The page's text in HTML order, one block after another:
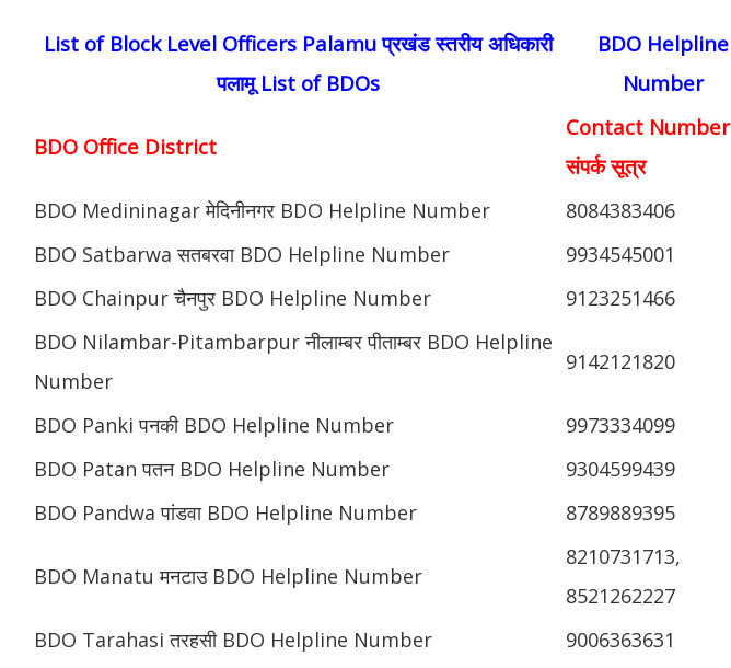
List of Block Level Officers Palamu प्रखंड स्तरीय अधिकारी
पलामू List of BDOs
BDO Helpline
Number
BDO Office District
Contact Number
संपर्क सूत्र
BDO Medininagar मेदिनीनगर BDO Helpline Number
8084383406
BDO Satbarwa सतबरवा BDO Helpline Number
9934545001
BDO Chainpur चैनपुर BDO Helpline Number
9123251466
BDO Nilambar-Pitambarpur नीलाम्बर पीताम्बर BDO Helpline
Number
9142121820
BDO Panki पनकी BDO Helpline Number
9973334099
BDO Patan पतन BDO Helpline Number
9304599439
BDO Pandwa पांडवा BDO Helpline Number
8789889395
BDO Manatu मनटाउ BDO Helpline Number
8210731713,
8521262227
BDO Tarahasi तरहसी BDO Helpline Number
9006363631